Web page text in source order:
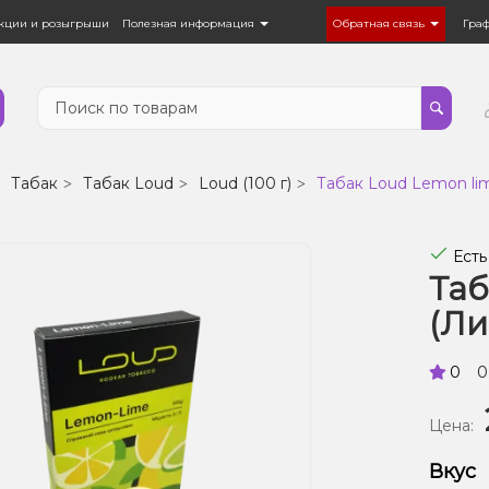
и розыгрыши Полезная информация Обратная связь
Табак Табак Loud Loud (100 г) Табак Loud Lemon
0
Цена:
Вкус